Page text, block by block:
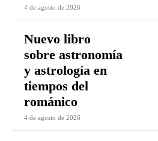
4 de agosto de 2026
Nuevo libro
sobre astronomía
y astrología en
tiempos del
románico
4 de agosto de 2026